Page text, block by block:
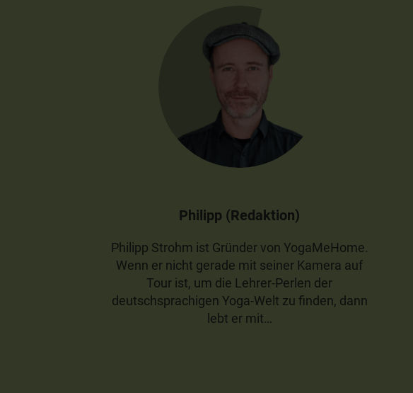
Philipp (Redaktion)
Philipp Strohm ist Gründer von YogaMeHome.
Wenn er nicht gerade mit seiner Kamera auf
Tour ist, um die Lehrer-Perlen der
deutschsprachigen Yoga-Welt zu finden, dann
lebt er mit…